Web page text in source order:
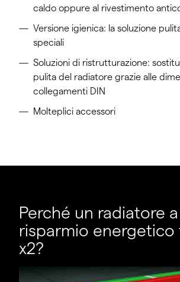
caldo oppure al rivestimento
Versione igienica: la soluzione
speciali
Soluzioni di ristrutturazione:
pulita del radiatore grazie alle
collegamenti DIN
Molteplici accessori
Perché un radiatore a
risparmio energetico
x2?